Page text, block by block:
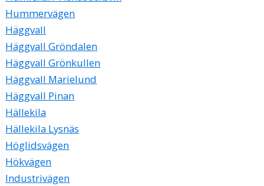
Hummervägen
Häggvall
Häggvall Gröndalen
Häggvall Grönkullen
Häggvall Marielund
Häggvall Pinan
Hällekila
Hällekila Lysnäs
Höglidsvägen
Hökvägen
Industrivägen